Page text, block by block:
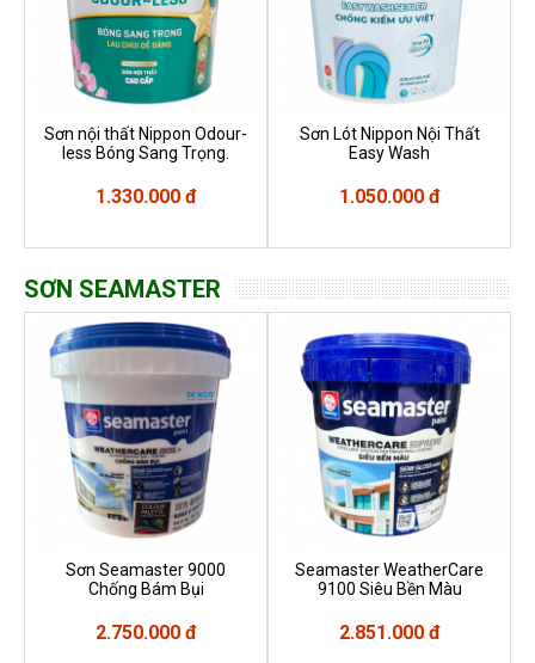
Sơn nội thất Nippon Odour-
less Bóng Sang Trọng.
1.330.000 đ
Sơn Lót Nippon Nội Thất
Easy Wash
1.050.000 đ
SƠN SEAMASTER
Sơn Seamaster 9000
Chống Bám Bụi
2.750.000 đ
Seamaster WeatherCare
9100 Siêu Bền Màu
2.851.000 đ